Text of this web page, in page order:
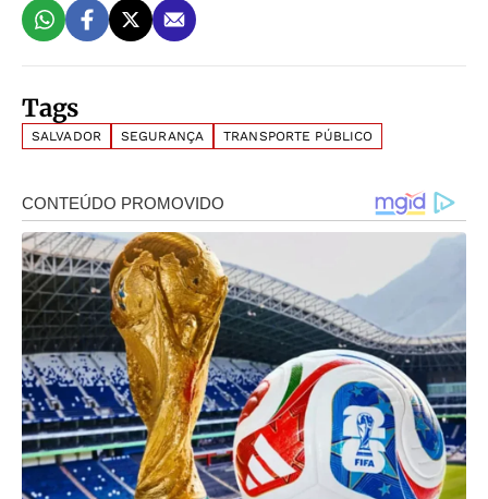
Tags
SALVADOR SEGURANÇA TRANSPORTE PÚBLICO